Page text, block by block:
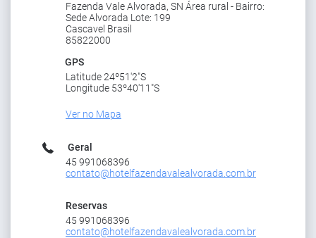
Fazenda Vale Alvorada, SN Área rural - Bairro:
Sede Alvorada Lote: 199
Cascavel Brasil
85822000
GPS
Latitude 24º51'2"S
Longitude 53º40'11"S
Ver no Mapa
Geral
45 991068396
contato@hotelfazendavalealvorada.com.br
Reservas
45 991068396
contato@hotelfazendavalealvorada.com.br